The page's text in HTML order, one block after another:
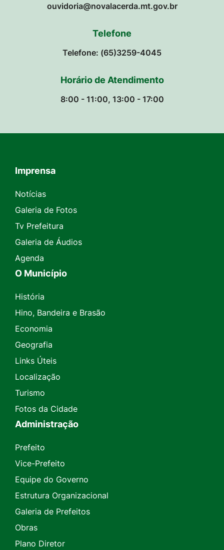
ouvidoria@novalacerda.mt.gov.br
Telefone
Telefone: (65)3259-4045
Horário de Atendimento
8:00 - 11:00, 13:00 - 17:00
Seção do Rodapé e Contato
Imprensa
Notícias
Galeria de Fotos
Tv Prefeitura
Galeria de Áudios
Agenda
O Município
História
Hino, Bandeira e Brasão
Economia
Geografia
Links Úteis
Localização
Turismo
Fotos da Cidade
Administração
Prefeito
Vice-Prefeito
Equipe do Governo
Estrutura Organizacional
Galeria de Prefeitos
Obras
Plano Diretor